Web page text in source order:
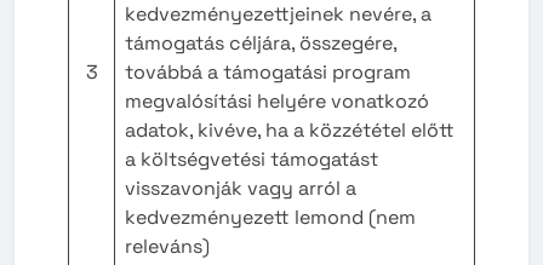
3
kedvezményezettjeinek nevére, a
támogatás céljára, összegére,
továbbá a támogatási program
megvalósítási helyére vonatkozó
adatok, kivéve, ha a közzététel előtt
a költségvetési támogatást
visszavonják vagy arról a
kedvezményezett lemond (nem
releváns)